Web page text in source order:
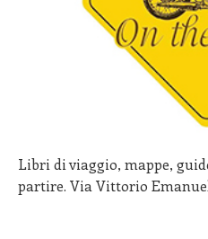
Libri di viaggio, mappe,
partire. Via Vittorio